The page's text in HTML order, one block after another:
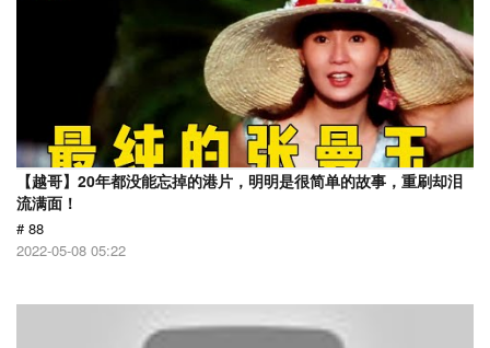
【越哥】20年都没能忘掉的港片，明明是很简单的故事，重刷却泪
流满面！
# 88
2022-05-08 05:22